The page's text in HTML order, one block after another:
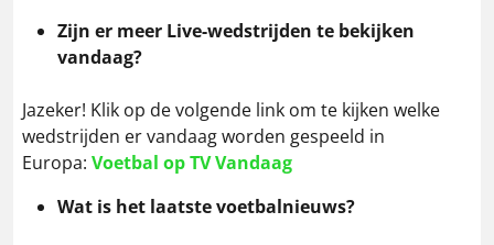
Zijn er meer Live-wedstrijden te bekijken
vandaag?
Jazeker! Klik op de volgende link om te kijken welke
wedstrijden er vandaag worden gespeeld in
Europa: Voetbal op TV Vandaag
Wat is het laatste voetbalnieuws?